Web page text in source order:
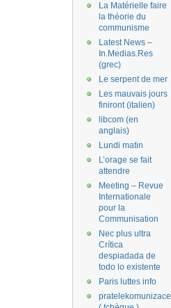
La Matérielle faire
la théorie du
communisme
Latest News –
In.Medias.Res
(grec)
Le serpent de mer
Les mauvais jours
finiront (italien)
libcom (en
anglais)
Lundi matin
L’orage se fait
attendre
Meeting – Revue
Internationale
pour la
Communisation
Nec plus ultra
Crítica
despiadada de
todo lo existente
Paris luttes info
pratelekomunizace